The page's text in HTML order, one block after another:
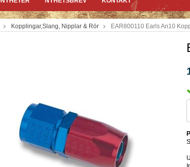
Kopplingar,Slang, Nipplar & Rör EAR800110 Earls An10